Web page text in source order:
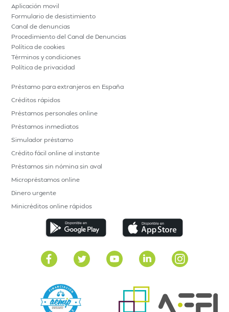
Aplicación movil
Formulario de desistimiento
Canal de denuncias
Procedimiento del Canal de Denuncias
Política de cookies
Términos y condiciones
Política de privacidad
Préstamo para extranjeros en España
Créditos rápidos
Préstamos personales online
Préstamos inmediatos
Simulador préstamo
Crédito fácil online al instante
Préstamos sin nómina sin aval
Micropréstamos online
Dinero urgente
Minicréditos online rápidos